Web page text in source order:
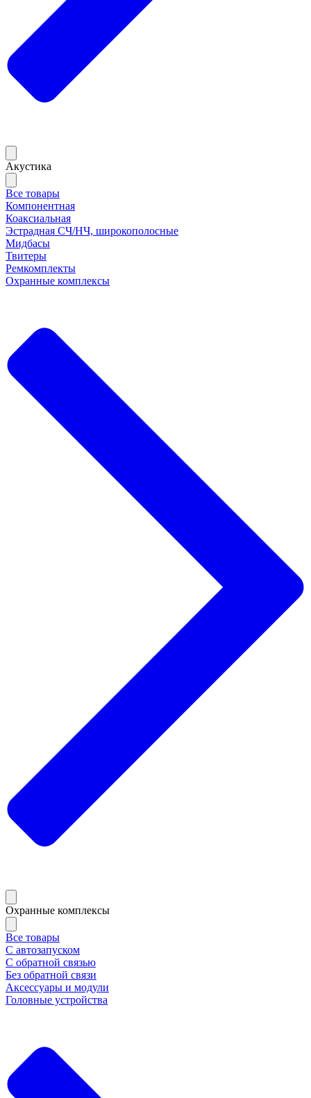
Акустика
Все товары
Компонентная
Коаксиальная
Эстрадная СЧ/НЧ, широкополосные
Мидбасы
Твитеры
Ремкомплекты
Охранные комплексы
Охранные комплексы
Все товары
С автозапуском
С обратной связью
Без обратной связи
Аксессуары и модули
Головные устройства